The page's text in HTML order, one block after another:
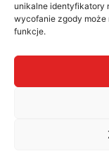
unikalne identyfikatory
wycofanie zgody może
funkcje.
ul.